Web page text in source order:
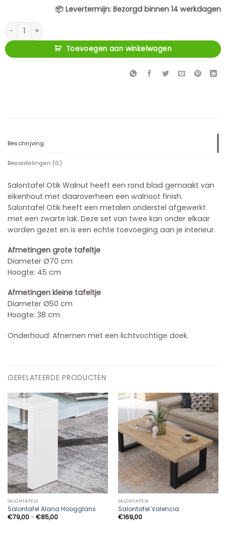
📦 Levertermijn: Bezorgd binnen 14 werkdagen
Salontafel set Otik Walnoot Eikenhout 70 cm aantal
Toevoegen aan winkelwagen
Beschrijving
Beoordelingen (0)
Salontafel Otik Walnut heeft een rond blad gemaakt van
eikenhout met daaroverheen een walnoot finish.
Salontafel Otik heeft een metalen onderstel afgewerkt
met een zwarte lak. Deze set van twee kan onder elkaar
worden gezet en is een echte toevoeging aan je interieur.
Afmetingen grote tafeltje
Diameter Ø70 cm
Hoogte: 45 cm
Afmetingen kleine tafeltje
Diameter Ø50 cm
Hoogte: 38 cm
Onderhoud: Afnemen met een lichtvochtige doek.
GERELATEERDE PRODUCTEN
SALONTAFELS
Salontafel Alana Hoogglans
€79,00- €85,00Prijsklasse:
€79,00
SALONTAFELS
Salontafel Valencia
€169,00